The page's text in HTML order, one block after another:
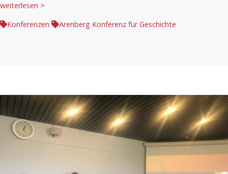
weiterlesen >
Konferenzen
Arenberg Konferenz für Geschichte